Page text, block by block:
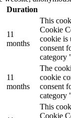
Duration
11
months
This
Cookie
cookie is
consent
category
11
months
The
cookie
consent
category
This
Cookie